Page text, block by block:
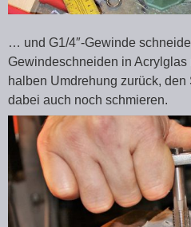
… und G1/4″-Gewinde
Gewindeschneiden in
halben Umdrehung zurück,
dabei auch noch schmieren.